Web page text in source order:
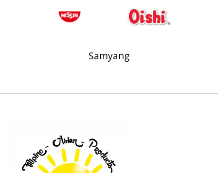
Samyang